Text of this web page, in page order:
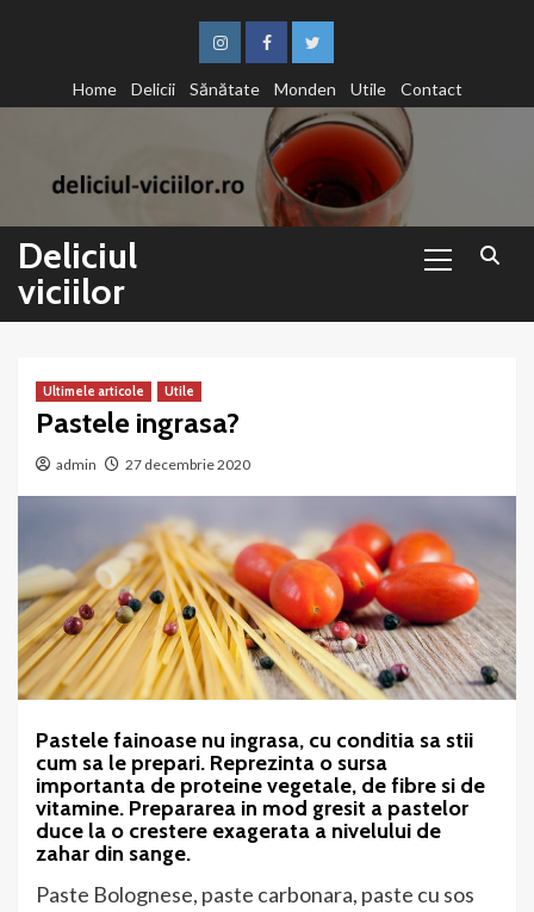
InstagramFacebookTwitter
Home
Delicii Sănătate Monden Utile Contact
Deliciul
viciilor
Menu
Ultimele articole Utile
Pastele ingrasa?
admin 27 decembrie 2020
Pastele fainoase nu ingrasa, cu conditia sa stii
cum sa le prepari. Reprezinta o sursa
importanta de proteine vegetale, de fibre si de
vitamine. Prepararea in mod gresit a pastelor
duce la o crestere exagerata a nivelului de
zahar din sange.
Paste Bolognese, paste carbonara, paste cu sos